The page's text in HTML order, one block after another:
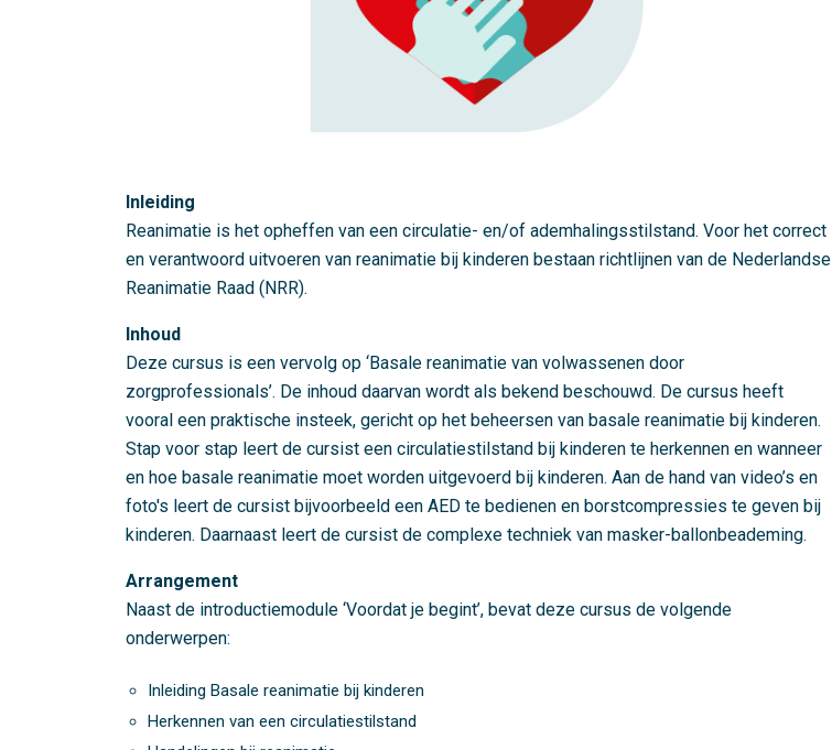
Inleiding
Reanimatie is het opheffen van een circulatie- en/of ademhalingsstilstand. Voor het correct
en verantwoord uitvoeren van reanimatie bij kinderen bestaan richtlijnen van de Nederlandse
Reanimatie Raad (NRR).
Inhoud
Deze cursus is een vervolg op ‘Basale reanimatie van volwassenen door
zorgprofessionals’. De inhoud daarvan wordt als bekend beschouwd. De cursus heeft
vooral een praktische insteek, gericht op het beheersen van basale reanimatie bij kinderen.
Stap voor stap leert de cursist een circulatiestilstand bij kinderen te herkennen en wanneer
en hoe basale reanimatie moet worden uitgevoerd bij kinderen. Aan de hand van video’s en
foto's leert de cursist bijvoorbeeld een AED te bedienen en borstcompressies te geven bij
kinderen. Daarnaast leert de cursist de complexe techniek van masker-ballonbeademing.
Arrangement
Naast de introductiemodule ‘Voordat je begint’, bevat deze cursus de volgende
onderwerpen:
Inleiding Basale reanimatie bij kinderen
Herkennen van een circulatiestilstand